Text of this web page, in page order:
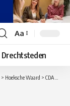
Lettergrootte
aanpassen
Aa
Drechtsteden
> Hoeksche Waard > CDA Barendrecht wil A29 ontlasten met A4 tussen Hoogvliet en Klaaswaal